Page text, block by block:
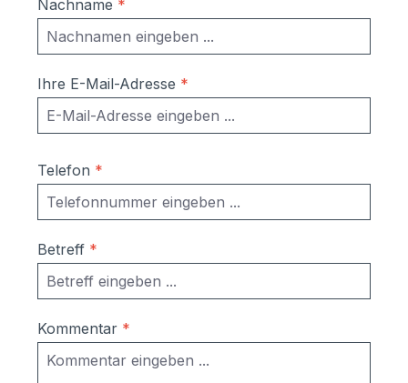
Nachname *
Ihre E-Mail-Adresse *
Telefon *
Betreff *
Kommentar *